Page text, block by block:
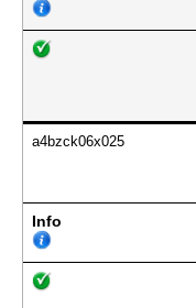
a4bzck06x025
Info